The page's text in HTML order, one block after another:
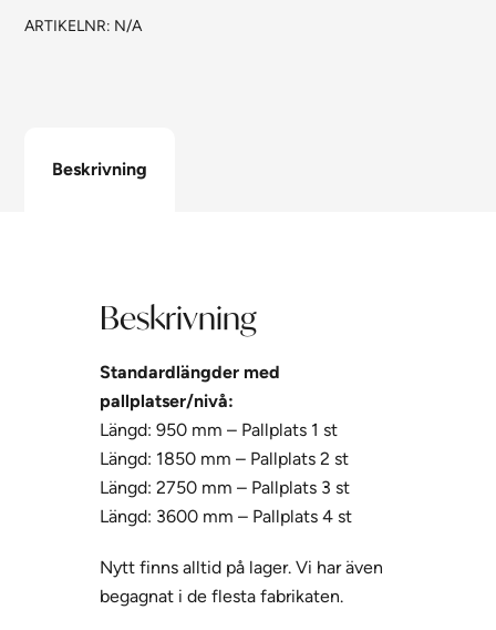
ARTIKELNR: N/A
Beskrivning
Beskrivning
Standardlängder med
pallplatser/nivå:
Längd: 950 mm – Pallplats 1 st
Längd: 1850 mm – Pallplats 2 st
Längd: 2750 mm – Pallplats 3 st
Längd: 3600 mm – Pallplats 4 st
Nytt finns alltid på lager. Vi har även
begagnat i de flesta fabrikaten.